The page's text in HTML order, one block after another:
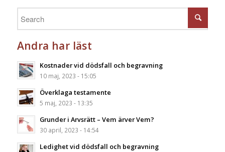
Andra har läst
Kostnader vid dödsfall och begravning
10 maj, 2023 - 15:05
Överklaga testamente
5 maj, 2023 - 13:35
Grunder i Arvsrätt – Vem ärver Vem?
30 april, 2023 - 14:54
Ledighet vid dödsfall och begravning